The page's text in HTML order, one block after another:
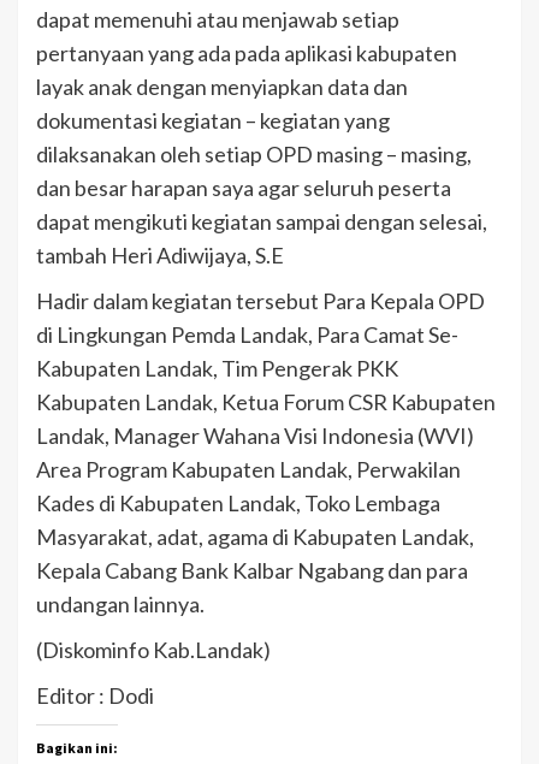
dapat memenuhi atau menjawab setiap
pertanyaan yang ada pada aplikasi kabupaten
layak anak dengan menyiapkan data dan
dokumentasi kegiatan – kegiatan yang
dilaksanakan oleh setiap OPD masing – masing,
dan besar harapan saya agar seluruh peserta
dapat mengikuti kegiatan sampai dengan selesai,
tambah Heri Adiwijaya, S.E
Hadir dalam kegiatan tersebut Para Kepala OPD
di Lingkungan Pemda Landak, Para Camat Se-
Kabupaten Landak, Tim Pengerak PKK
Kabupaten Landak, Ketua Forum CSR Kabupaten
Landak, Manager Wahana Visi Indonesia (WVI)
Area Program Kabupaten Landak, Perwakilan
Kades di Kabupaten Landak, Toko Lembaga
Masyarakat, adat, agama di Kabupaten Landak,
Kepala Cabang Bank Kalbar Ngabang dan para
undangan lainnya.
(Diskominfo Kab.Landak)
Editor : Dodi
Bagikan ini: